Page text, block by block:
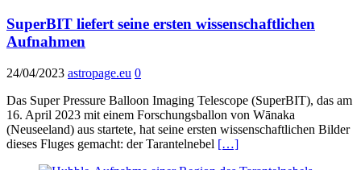
SuperBIT liefert seine ersten wissenschaftlichen
Aufnahmen
24/04/2023 astropage.eu 0
Das Super Pressure Balloon Imaging Telescope (SuperBIT), das am
16. April 2023 mit einem Forschungsballon von Wānaka
(Neuseeland) aus startete, hat seine ersten wissenschaftlichen Bilder
dieses Fluges gemacht: der Tarantelnebel […]